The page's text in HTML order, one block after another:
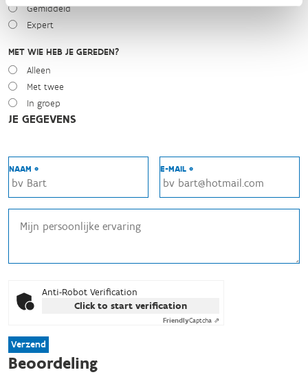
Gemiddeld
Expert
MET WIE HEB JE GEREDEN?
Alleen
Met twee
In groep
JE GEGEVENS
NAAM * E-MAIL *
Anti-Robot Verification
Click to start verification
FriendlyCaptcha ⇗
Verzend
Beoordeling